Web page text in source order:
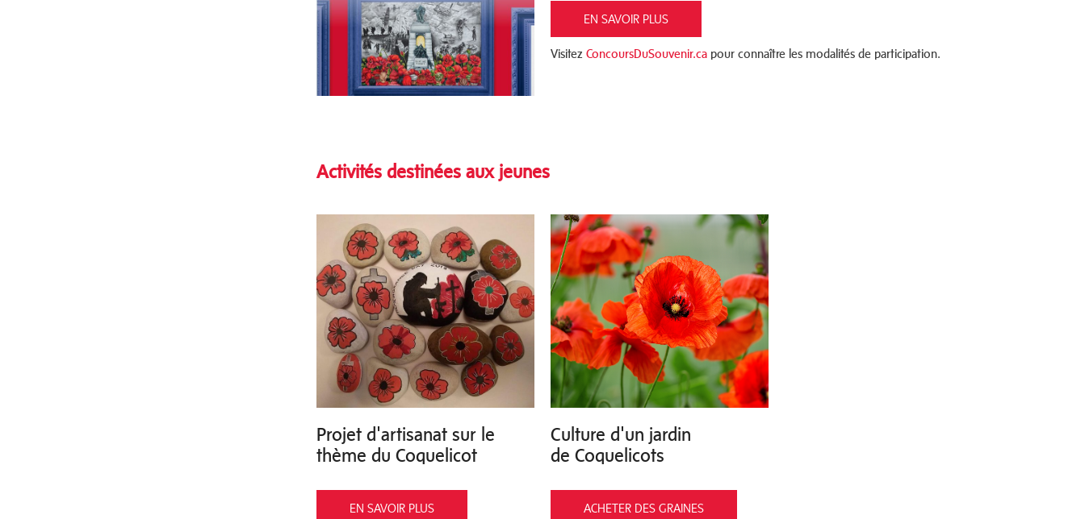
EN SAVOIR PLUS
Visitez ConcoursDuSouvenir.capour connaître les modalités de participation.
Activités destinées aux jeunes
Projet d'artisanat sur le
thème du Coquelicot
EN SAVOIR PLUS
Culture d'un jardin
de Coquelicots
ACHETER DES GRAINES